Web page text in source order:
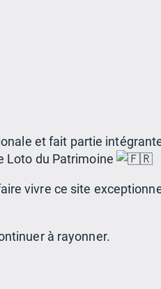
et fait partie
Loto du Patrimoine
vivre ce site
à rayonner.